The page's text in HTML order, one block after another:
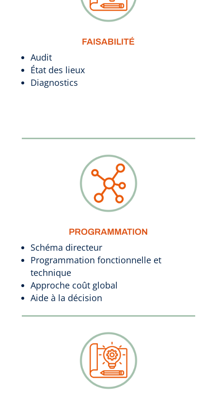
FAISABILITÉ
Audit
État des lieux
Diagnostics
PROGRAMMATION
Schéma directeur
Programmation fonctionnelle et
technique
Approche coût global
Aide à la décision